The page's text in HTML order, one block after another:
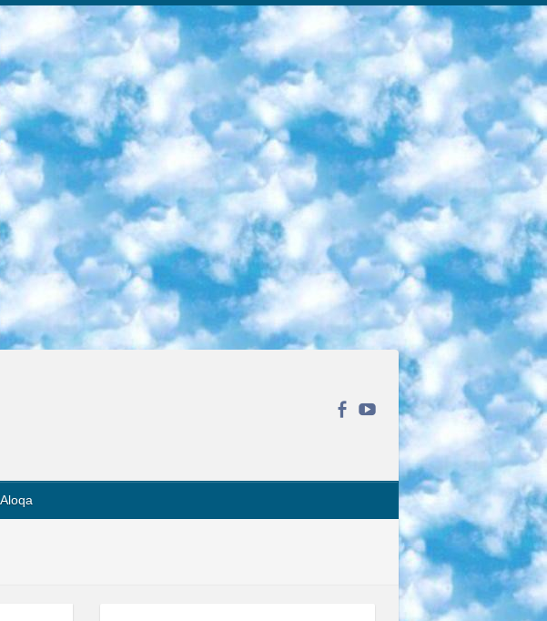
университетами и крупными международными компаниями вроде Intel и Microsoft. Самостоятельное обучение бесплатное, но желающие могут оплатить услуги персональных наставников. 2. «Смартия» знакомит с актуальными профессиями и подсказывает, как им обучаться. Выбрав заинтересовавшую вас специальность — SMM-специалист, фотограф, веб-дизайнер или другую, — увидите список необходимых для неё умений. Чтобы вы могли освоить их самостоятельно, для каждого умения площадка отображает подборку ссылок на учебные материалы. Хотя «Смартия» ориентируется на русскоязычную аудиторию, часть контента всё же доступна только на английском. 3. «Лекторий Физтеха» Проект Московского физико-технического института (Физтеха). С его помощью вы можете смотреть онлайн серии лекций, записанные на видео в этом вузе. В числе доступных предметов — физика, биология, химия, информационные технологии и другие. К некоторым лекциям администрация ресурса прилагает готовые конспекты, которые можно скачивать в PDF-формате. 4. ITMOcourses Онлайн-площадка Санкт-Петербургского национального исследовательского университета информационных технологий, механики и оптики (ИТМО). Ресурс предоставляет свободный доступ к курсам, разработанным в этом вузе. Каталог материалов разбит на четыре категории: «Оптические системы и технологии», «Приборостроение и робототехника», «Информационные технологии» и «Биотехнологии». Курсы состоят из видеолекций, интерактивных демонстраций и заданий. 5. «КиберЛенинка» Электронная научная библиотека открытого доступа. Каталог площадки регулярно обрастает текстами статей из различных научных изданий. Сгруппированные по журналам и рубрикам публикации можно читать онлайн или скачивать целиком в PDF-формате. Проект нацелен на популяризацию науки за счёт открытого доступа к качественной информации. 6. «ПостНаука» На этом ресурсе публикуют подборки видеолекций, составленные экспертами из разных отраслей и объединённые общими темами. Среди них, к примеру, есть серии «Биоинформатика и геномика», «Культура средневековой Скандинавии» и Cinema Studies о теории кино. Каждая подборка лекций — логически связанная история, рассказанная экспертом от первого лица. Кроме того, на сайте появляются научно-образовательные статьи и тесты на разные темы. 7. «Newочём» Команда проекта «Newочём» отбирает самые интересные тексты из англоязычных СМИ и переводит те из них, за которые голосуют участники сообщества «ВКонтакте». По большей части это научно-популярные статьи. Редакторы придумывают лишь заголовки, в остальном содержание переводов соответствует оригиналам. Полные тексты можно читать прямо в социальной сети. 8. InternetUrok Онлайн-база материалов по основным дисциплинам школьной программы. Информация на сайте структурирована по классам, предметам и темам (урокам). Каждый урок состоит из видеолекций и конспектов. Есть также интерактивные тренажёры и тесты для закрепления пройденного материала. Даже если вы давно окончили школу, возможность повторить программу старших классов всегда может пригодиться. 9. Edutainme Ещё один ресурс об образовании. В отличие от Newtonew, как мне кажется, Edutainme больше ориентируется на представителей индустрии: педагогов, предпринимателей, разработчиков образовательных проектов. Но и любой, кто просто стремится к саморазвитию, найдёт на сайте много полезного и интересного для себя. Например, информацию о новых курсах и образовательных сервисах. 10. Newtonew Онлайн-медиа об образовании и обучении в широком смысле. Авторы Newtonew пишут об инструментах, заведениях, тактиках и стратегиях, которые помогают учить других и получать новые знания самостоятельно. На этой площадке вы найдёте новости, обзоры, аналитические мат
Aloqa